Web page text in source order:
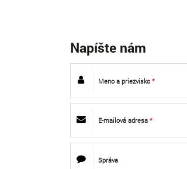
Napíšte nám
Meno a priezvisko*
E-mailová adresa*
Správa